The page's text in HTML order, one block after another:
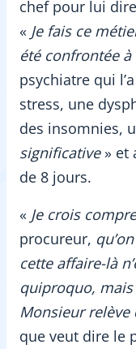
chef pour lui
« Je fais ce
été confrontée
psychiatre qui
stress, une
des insomnies,
significative» et
de 8 jours.
« Je crois
procureur,
cette affaire-là
quiproquo,
Monsieur relève
que veut dire le